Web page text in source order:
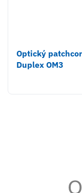
Optický
Duplex OM3